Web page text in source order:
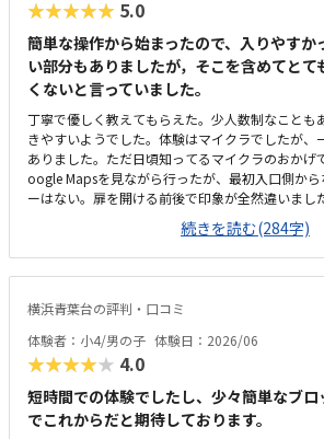
る教室はないので、他の選択肢を選ぶことはなか
自身が現役のエンジニアで経営者なので、カリキ
どのように活かしていくべきか、ただの習い事で
識付けについてしっかり指導してくださっている
溢れてくる疑問を先生に質問して、一緒に考えて
ておりました。数年後に移転の必要があること、
った場合に先生が変わる可能性もあるのでは？と
ざいません。
★★★★★ 5.0
簡単な操作から始まったので、入りやすか
い部分もありましたが，そこを含めてとて
くないと言っていました。
丁寧で優しく教えてもらえた。少人数制なことも
きやすいようでした。体験はマイクラでしたが、
ありました。ただ日頃知ってるマイクラのおかげ
oogle Mapsを見ながら行ったが、最初入口側か
ーはない。扉を開ける前後で印象が全然違いまし
としていました。教室内は土足でしたが、全体的
ミングあるあるですが、やっぱり月2回にしては
いるので悩みどころです。マイクラで遊んでいる
た。ちゃんと学びがたくさんあった。
続きを読む(284字)
横浜青葉台の評判・口コミ
体験者：小4/男の子 体験日：2026/06
★★★★★ 4.0
短時間での体験でしたし、少々簡単なブ
でこれからだと期待しております。